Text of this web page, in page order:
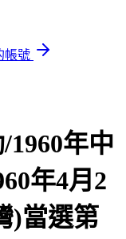
帳號
1960年中
年4月2
)當選第